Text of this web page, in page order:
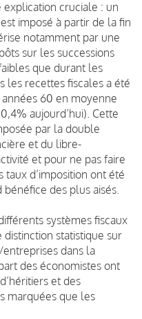
cruciale : un
imposé à partir de la fin
notamment par une
sur les successions
que durant les
les recettes fiscales a été
60 en moyenne
aujourd’hui). Cette
par la double
et du libre-
et pour ne pas faire
d’imposition ont été
des plus aisés.
systèmes fiscaux
statistique sur
dans la
des économistes ont
et des
marquées que les